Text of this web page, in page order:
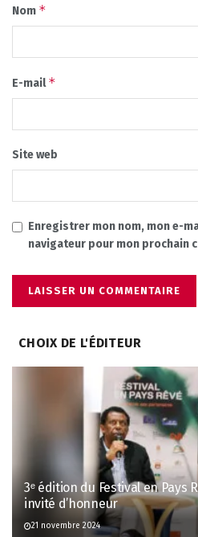
Nom *
E-mail*
Site web
Enregistrer mon nom, mon e-
navigateur pour mon prochain
CHOIX DE L'ÉDITEUR
3ᵉ édition du Festival en Pays
invité d’honneur
21 novembre 2024